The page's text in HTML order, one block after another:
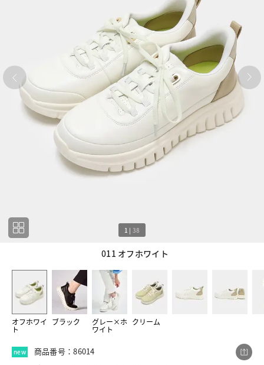
011 オフホワイト
1 | 38
オフホワイ
ト
ブラック グレー×ホ
ワイト
クリーム
new 商品番号：86014